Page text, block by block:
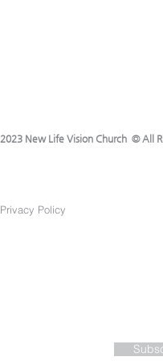
2023 New Life Vision Church © All
Privacy Policy